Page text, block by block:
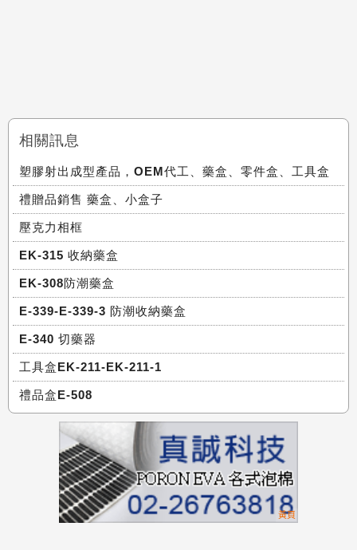
相關訊息
塑膠射出成型產品，OEM代工、藥盒、零件盒、工具盒
禮贈品銷售 藥盒、小盒子
壓克力相框
EK-315 收納藥盒
EK-308防潮藥盒
E-339-E-339-3 防潮收納藥盒
E-340 切藥器
工具盒EK-211-EK-211-1
禮品盒E-508